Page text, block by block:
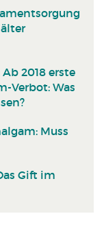
2018 erste
Verbot: Was
Muss
Gift im